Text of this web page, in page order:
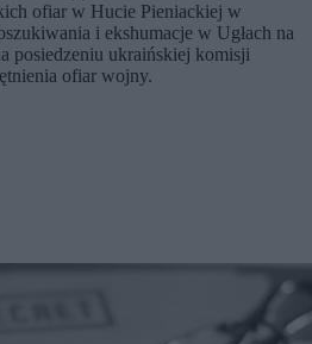
ofiar w Hucie Pieniackiej w
i ekshumacje w Ugłach na
posiedzeniu ukraińskiej komisji
ofiar wojny.